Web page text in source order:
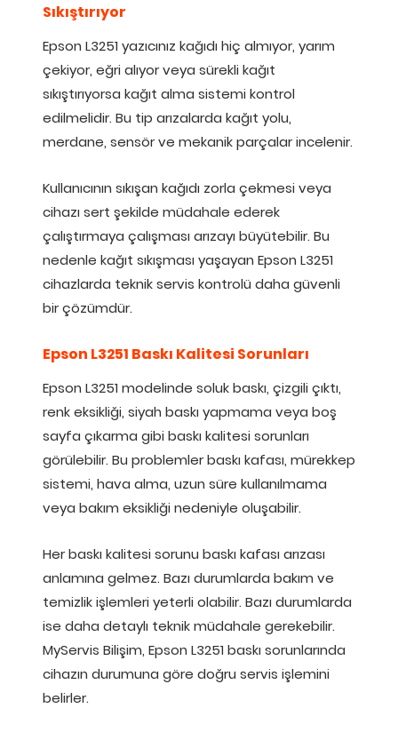
Sıkıştırıyor
Epson L3251 yazıcınız kağıdı hiç almıyor, yarım
çekiyor, eğri alıyor veya sürekli kağıt
sıkıştırıyorsa kağıt alma sistemi kontrol
edilmelidir. Bu tip arızalarda kağıt yolu,
merdane, sensör ve mekanik parçalar incelenir.
Kullanıcının sıkışan kağıdı zorla çekmesi veya
cihazı sert şekilde müdahale ederek
çalıştırmaya çalışması arızayı büyütebilir. Bu
nedenle kağıt sıkışması yaşayan Epson L3251
cihazlarda teknik servis kontrolü daha güvenli
bir çözümdür.
Epson L3251 Baskı Kalitesi Sorunları
Epson L3251 modelinde soluk baskı, çizgili çıktı,
renk eksikliği, siyah baskı yapmama veya boş
sayfa çıkarma gibi baskı kalitesi sorunları
görülebilir. Bu problemler baskı kafası, mürekkep
sistemi, hava alma, uzun süre kullanılmama
veya bakım eksikliği nedeniyle oluşabilir.
Her baskı kalitesi sorunu baskı kafası arızası
anlamına gelmez. Bazı durumlarda bakım ve
temizlik işlemleri yeterli olabilir. Bazı durumlarda
ise daha detaylı teknik müdahale gerekebilir.
MyServis Bilişim, Epson L3251 baskı sorunlarında
cihazın durumuna göre doğru servis işlemini
belirler.